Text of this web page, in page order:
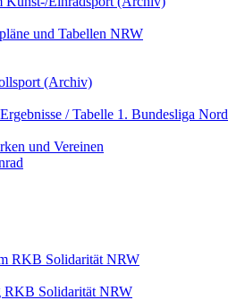
und Tabellen NRW
(Archiv)
/ Tabelle 1. Bundesliga Nord
und Vereinen
RKB Solidarität NRW
RKB Solidarität NRW